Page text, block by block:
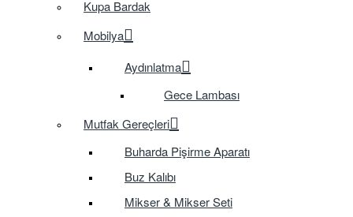
Kupa Bardak
Mobilya
Aydınlatma
Gece Lambası
Mutfak Gereçleri
Buharda Pişirme Aparatı
Buz Kalıbı
Mikser & Mikser Seti